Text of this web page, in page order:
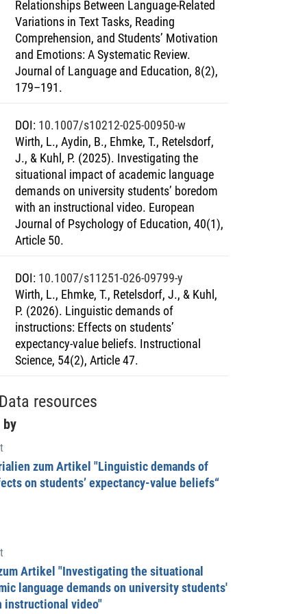
Relationships Between Language-Related
Variations in Text Tasks, Reading
Comprehension, and Students’ Motivation
and Emotions: A Systematic Review.
Journal of Language and Education, 8(2),
179–191.
DOI: 10.1007/s10212-025-00950-w
Wirth, L., Aydin, B., Ehmke, T., Retelsdorf,
J., & Kuhl, P. (2025). Investigating the
situational impact of academic language
demands on university students’ boredom
with an instructional video. European
Journal of Psychology of Education, 40(1),
Article 50.
DOI: 10.1007/s11251-026-09799-y
Wirth, L., Ehmke, T., Retelsdorf, J., & Kuhl,
P. (2026). Linguistic demands of
instructions: Effects on students’
expectancy-value beliefs. Instructional
Science, 54(2), Article 47.
resources
by
zum Artikel "Linguistic demands of
on students’ expectancy-value beliefs“
Artikel "Investigating the situational
language demands on university students'
instructional video"